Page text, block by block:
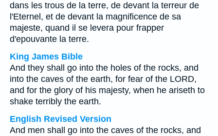
dans les trous de la terre, de devant la terreur de
l'Eternel, et de devant la magnificence de sa
majeste, quand il se levera pour frapper
d'epouvante la terre.
King James Bible
And they shall go into the holes of the rocks, and
into the caves of the earth, for fear of the LORD,
and for the glory of his majesty, when he ariseth to
shake terribly the earth.
English Revised Version
And men shall go into the caves of the rocks, and